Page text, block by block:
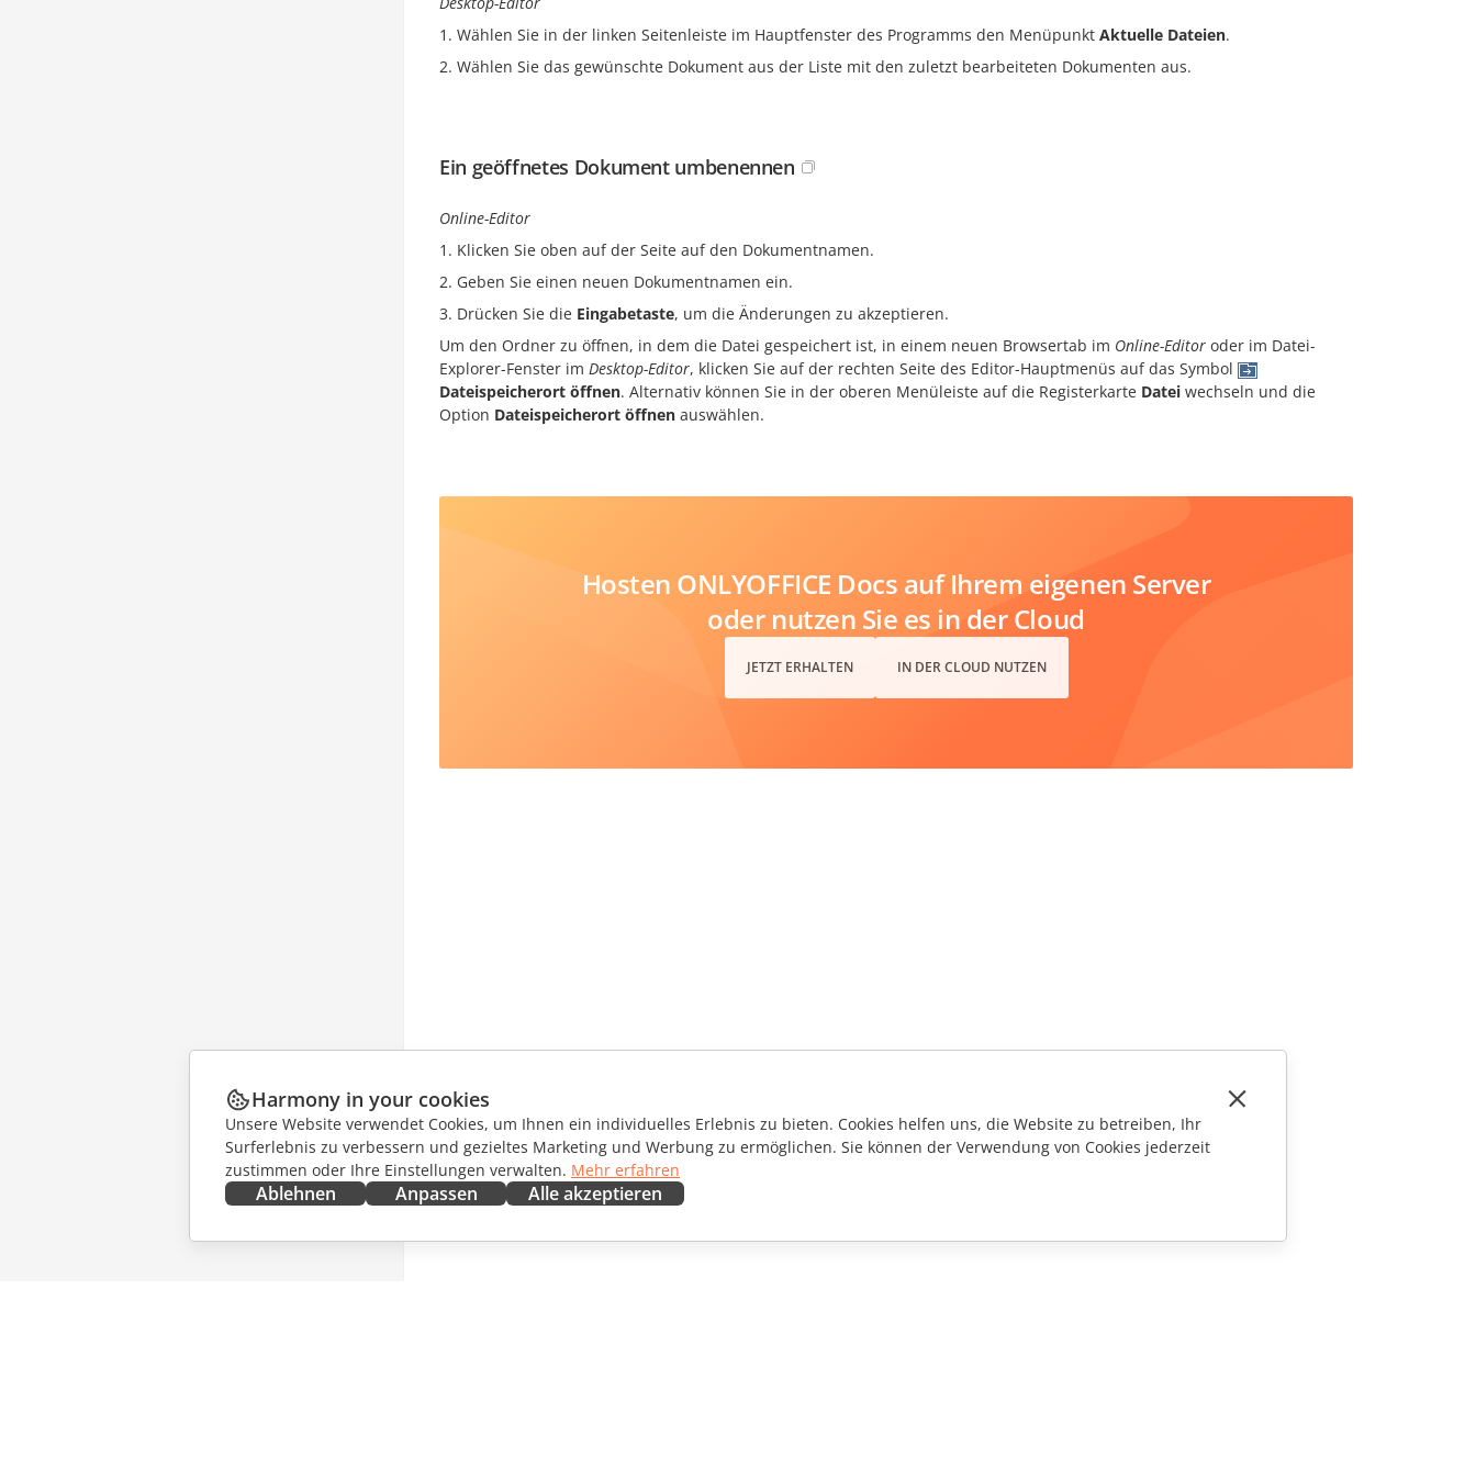
Wählen Sie in der linken Seitenleiste im Hauptfenster des Programms den Menüpunkt Aktuelle Dateien.
Wählen Sie das gewünschte Dokument aus der Liste mit den zuletzt bearbeiteten Dokumenten aus.
Ein geöffnetes Dokument umbenennen
Online-Editor
Klicken Sie oben auf der Seite auf den Dokumentnamen.
Geben Sie einen neuen Dokumentnamen ein.
Drücken Sie die Eingabetaste, um die Änderungen zu akzeptieren.
Um den Ordner zu öffnen, in dem die Datei gespeichert ist, in einem neuen Browsertab im Online-Editor oder im Datei-
Explorer-Fenster im Desktop-Editor, klicken Sie auf der rechten Seite des Editor-Hauptmenüs auf das Symbol
Dateispeicherort öffnen. Alternativ können Sie in der oberen Menüleiste auf die Registerkarte Datei wechseln und die
Option Dateispeicherort öffnen auswählen.
Hosten ONLYOFFICE Docs auf Ihrem eigenen Server
oder nutzen Sie es in der Cloud
JETZT ERHALTEN IN DER CLOUD NUTZEN
Harmony in your cookies
Unsere Website verwendet Cookies, um Ihnen ein individuelles Erlebnis zu bieten. Cookies helfen uns, die Website zu betreiben, Ihr
Surferlebnis zu verbessern und gezieltes Marketing und Werbung zu ermöglichen. Sie können der Verwendung von Cookies jederzeit
zustimmen oder Ihre Einstellungen verwalten. Mehr erfahren
Ablehnen Anpassen Alle akzeptieren